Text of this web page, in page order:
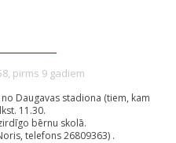
pirms 9 gadiem
Daugavas stadiona (tiem, kam
11.30.
bērnu skolā.
telefons 26809363) .